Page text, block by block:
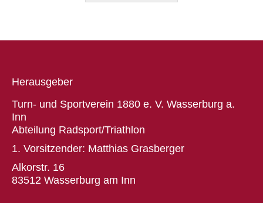
Herausgeber
Turn- und Sportverein 1880 e. V. Wasserburg a.
Inn
Abteilung Radsport/Triathlon
1. Vorsitzender: Matthias Grasberger
Alkorstr. 16
83512 Wasserburg am Inn